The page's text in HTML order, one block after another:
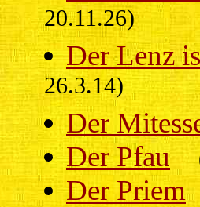
20.11.26)
Der Lenz
26.3.14)
Der
Der Pfau
Der Priem